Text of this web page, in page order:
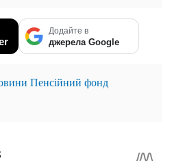
Додайте в
джерела Google
Пенсійний фонд